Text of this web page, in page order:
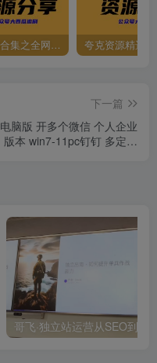
夸克资源合集之全网影视 夸克资源精选
下一篇
电脑版 开多个微信 个人企业
版本 win7-11pc钉钉 多定制